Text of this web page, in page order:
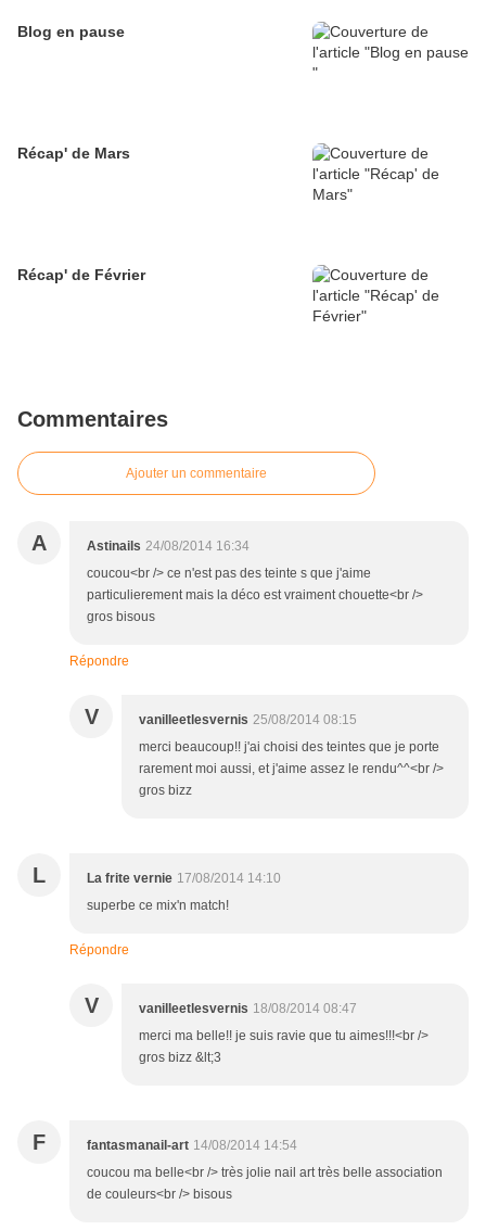
Blog en pause
Récap' de Mars
Récap' de Février
Commentaires
Ajouter un commentaire
A Astinails 24/08/2014 16:34
coucou<br /> ce n'est pas des teinte s que j'aime
particulierement mais la déco est vraiment chouette<br />
gros bisous
Répondre
V vanilleetlesvernis 25/08/2014 08:15
merci beaucoup!! j'ai choisi des teintes que je porte
rarement moi aussi, et j'aime assez le rendu^^<br />
gros bizz
L La frite vernie 17/08/2014 14:10
superbe ce mix'n match!
Répondre
V vanilleetlesvernis 18/08/2014 08:47
merci ma belle!! je suis ravie que tu aimes!!!<br />
gros bizz &lt;3
F fantasmanail-art 14/08/2014 14:54
coucou ma belle<br /> très jolie nail art très belle association
de couleurs<br /> bisous